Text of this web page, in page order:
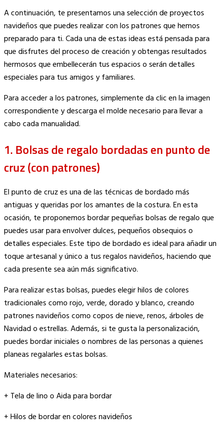
A continuación, te presentamos una selección de proyectos
navideños que puedes realizar con los patrones que hemos
preparado para ti. Cada una de estas ideas está pensada para
que disfrutes del proceso de creación y obtengas resultados
hermosos que embellecerán tus espacios o serán detalles
especiales para tus amigos y familiares.
Para acceder a los patrones, simplemente da clic en la imagen
correspondiente y descarga el molde necesario para llevar a
cabo cada manualidad.
1. Bolsas de regalo bordadas en punto de
cruz (con patrones)
El punto de cruz es una de las técnicas de bordado más
antiguas y queridas por los amantes de la costura. En esta
ocasión, te proponemos bordar pequeñas bolsas de regalo que
puedes usar para envolver dulces, pequeños obsequios o
detalles especiales. Este tipo de bordado es ideal para añadir un
toque artesanal y único a tus regalos navideños, haciendo que
cada presente sea aún más significativo.
Para realizar estas bolsas, puedes elegir hilos de colores
tradicionales como rojo, verde, dorado y blanco, creando
patrones navideños como copos de nieve, renos, árboles de
Navidad o estrellas. Además, si te gusta la personalización,
puedes bordar iniciales o nombres de las personas a quienes
planeas regalarles estas bolsas.
Materiales necesarios:
+ Tela de lino o Aida para bordar
+ Hilos de bordar en colores navideños